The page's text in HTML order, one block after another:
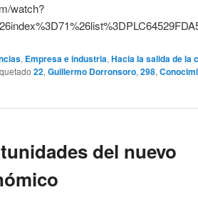
watch?
, Empresa e industria, Hacia la salida de la
22, Guillermo Dorronsoro, 298,
del nuevo